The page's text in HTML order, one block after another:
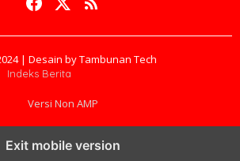
| Desain by Tambunan Tech
Indeks Berita
Versi Non AMP
Exit mobile version